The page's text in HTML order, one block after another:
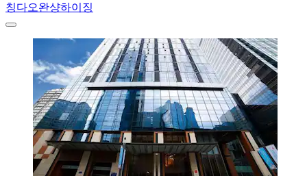
칭다오완샹하이징